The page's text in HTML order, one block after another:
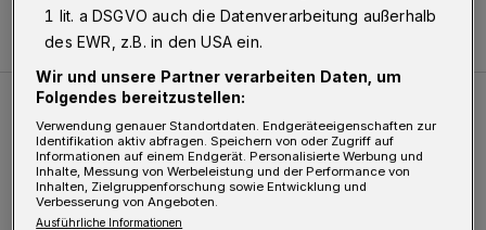
Weitere Bilderstrecken
Sommer in der Elberfelder City
1 lit. a DSGVO auch die Datenverarbeitung außerhalb
des EWR, z.B. in den USA ein.
Wir und unsere Partner verarbeiten Daten, um
Folgendes bereitzustellen:
Verwendung genauer Standortdaten. Endgeräteeigenschaften zur
Identifikation aktiv abfragen. Speichern von oder Zugriff auf
Informationen auf einem Endgerät. Personalisierte Werbung und
Inhalte, Messung von Werbeleistung und der Performance von
Inhalten, Zielgruppenforschung sowie Entwicklung und
Verbesserung von Angeboten.
Ausführliche Informationen